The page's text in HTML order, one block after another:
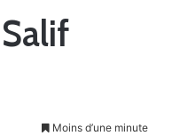
Moins d’une minute